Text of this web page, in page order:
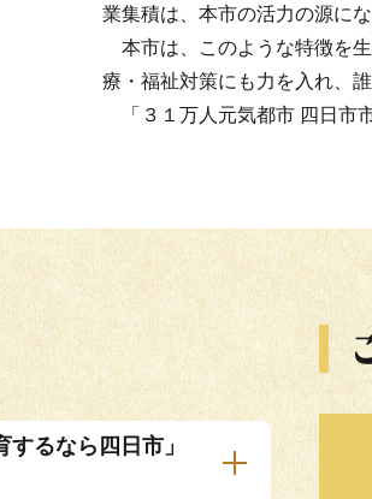
業集積は、本市の活力の源にな
本市は、このような特徴を
療・福祉対策にも力を入れ、
「３１万人元気都市 四日市
るなら四日市」